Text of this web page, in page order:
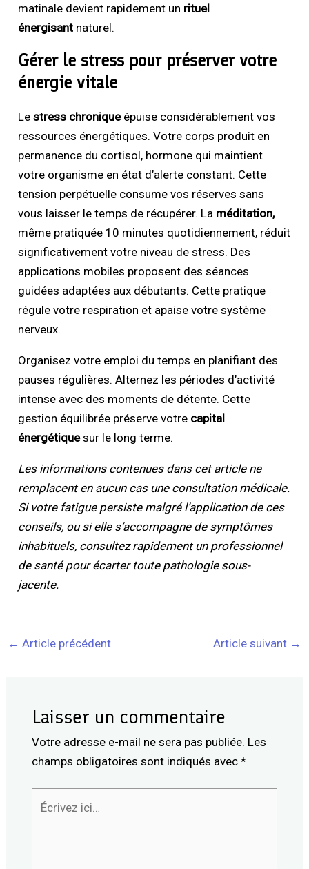
matinale devient rapidement un rituel
énergisant naturel.
Gérer le stress pour préserver votre
énergie vitale
Lestress chroniqueépuise considérablement vos
ressources énergétiques. Votre corps produit en
permanence du cortisol, hormone qui maintient
votre organisme en état d’alerte constant. Cette
tension perpétuelle consume vos réserves sans
vous laisser le temps de récupérer. La méditation,
même pratiquée 10 minutes quotidiennement, réduit
significativement votre niveau de stress. Des
applications mobiles proposent des séances
guidées adaptées aux débutants. Cette pratique
régule votre respiration et apaise votre système
nerveux.
Organisez votre emploi du temps en planifiant des
pauses régulières. Alternez les périodes d’activité
intense avec des moments de détente. Cette
gestion équilibrée préserve votre capital
énergétiquesur le long terme.
Les informations contenues dans cet article ne
remplacent en aucun cas une consultation médicale.
Si votre fatigue persiste malgré l’application de ces
conseils, ou si elle s’accompagne de symptômes
inhabituels, consultez rapidement un professionnel
de santé pour écarter toute pathologie sous-
jacente.
← Article précédent Article suivant →
Laisser un commentaire
Votre adresse e-mail ne sera pas publiée. Les
champs obligatoires sont indiqués avec *